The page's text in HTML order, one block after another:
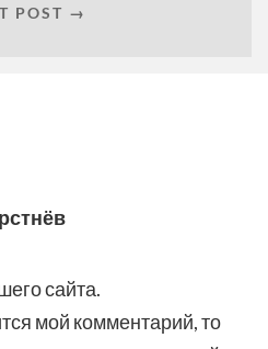
POST →
сайта.
мой комментарий, то